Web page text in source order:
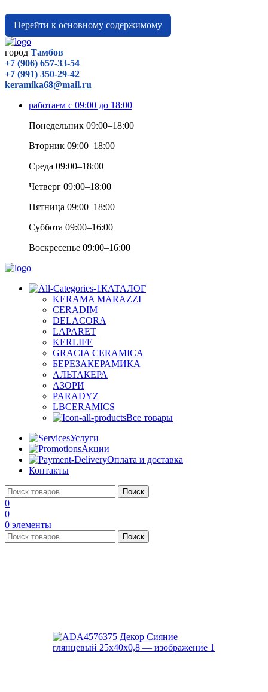
Перейти к основному содержимому
город Тамбов
+7 (906) 657-33-54
+7 (991) 350-29-42
keramika68@mail.ru
работаем с 09:00 до 18:00
Понедельник 09:00–18:00
Вторник 09:00–18:00
Среда 09:00–18:00
Четверг 09:00–18:00
Пятница 09:00–18:00
Суббота 09:00–16:00
Воскресенье 09:00–16:00
КАТАЛОГ
KERAMA MARAZZI
CERADIM
DELACORA
LAPARET
KERLIFE
GRACIA CERAMICA
БЕРЕЗАКЕРАМИКА
АЛЬТАКЕРА
АЗОРИ
PARADYZ
LBCERAMICS
Все товары
Услуги
Акции
Оплата и доставка
Контакты
Поиск
0
0
0 элементы
Поиск